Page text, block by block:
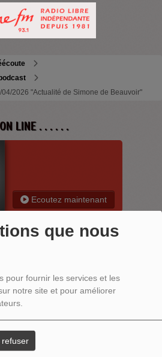
que nous
pour fournir les services et les
notre site et pour améliorer
refuser
2026 "Actualité de Simone de Beauvoir"
LINE . . . . . .
Ecoutez maintenant
PRÉSENT DU
DE